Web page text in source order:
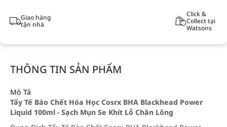
Giao hàng
tận nhà
Click &
Collect tại
Watsons
THÔNG TIN SẢN PHẨM
Mô Tả
Tẩy Tế Bào Chết Hóa Học Cosrx BHA Blackhead Power
Liquid 100ml - Sạch Mụn Se Khít Lỗ Chân Lông